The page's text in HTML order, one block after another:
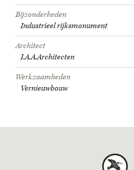
Bijzonderheden
Industrieel rijksmonument
Architect
I.A.A.Architecten
Werkzaamheden
Vernieuwbouw